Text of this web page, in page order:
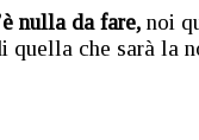
nulla da fare,noi
quella che sarà la